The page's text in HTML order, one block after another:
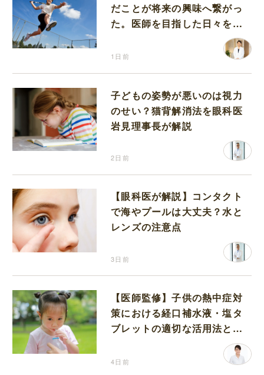
だことが将来の興味へ繋がっ
た。医師を目指した日々を振
1日前
子どもの姿勢が悪いのは視力
のせい？猫背解消法を眼科医
岩見理事長が解説
2日前
【眼科医が解説】コンタクト
で海やプールは大丈夫？水と
レンズの注意点
3日前
【医師監修】子供の熱中症対
策における経口補水液・塩タ
ブレットの適切な活用法と水
4日前